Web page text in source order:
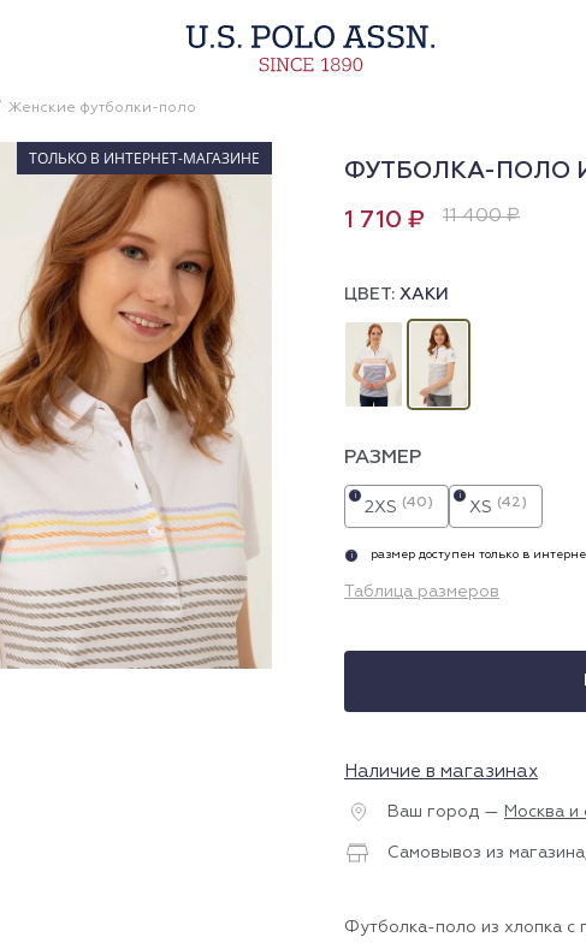
Женские футболки-поло
ТОЛЬКО В ИНТЕРНЕТ-МАГАЗИНЕ
ФУТБОЛКА-ПОЛО
1 710 ₽ 11 400 ₽
ЦВЕТ: ХАКИ
РАЗМЕР
2XS (40)
i
XS (42)
i
i размер доступен только в
Таблица размеров
Наличие в магазинах
Ваш город — Москва и
Самовывоз из
Футболка-поло из хлопка с